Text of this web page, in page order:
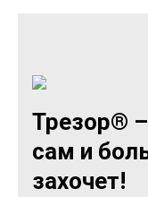
Трезор®
сам и
захочет!